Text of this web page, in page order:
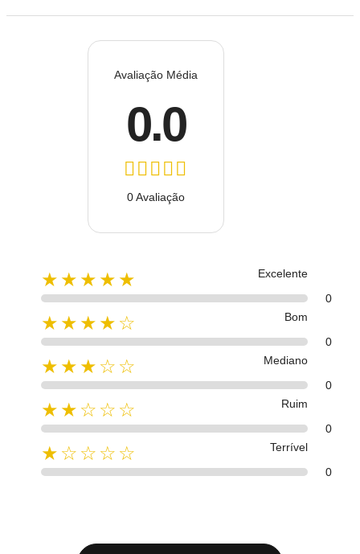
Avaliação Média
0.0
0 Avaliação
★★★★★
Excelente
0
★★★★☆
Bom
0
★★★☆☆
Mediano
0
★★☆☆☆
Ruim
0
★☆☆☆☆
Terrível
0